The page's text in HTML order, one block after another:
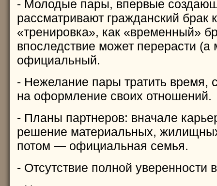
- Молодые пары, впервые
рассматривают гражданский брак
«тренировка», как «временный»
впоследствие может перерасти (а
официальный.
- Нежелание пары тратить время,
на оформление своих отношений.
- Планы партнеров: вначале
решение материальных,
потом — официальная семья.
- Отсутствие полной уверенности